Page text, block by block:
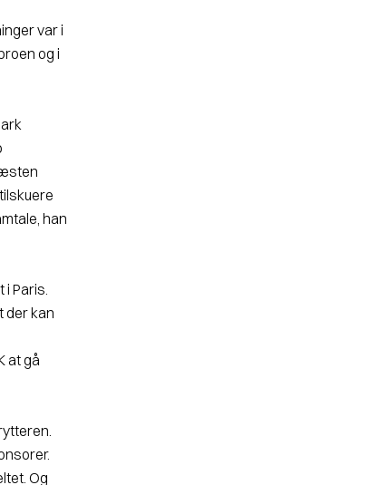
var i
og i
han
i Paris.
der kan
at gå
Og